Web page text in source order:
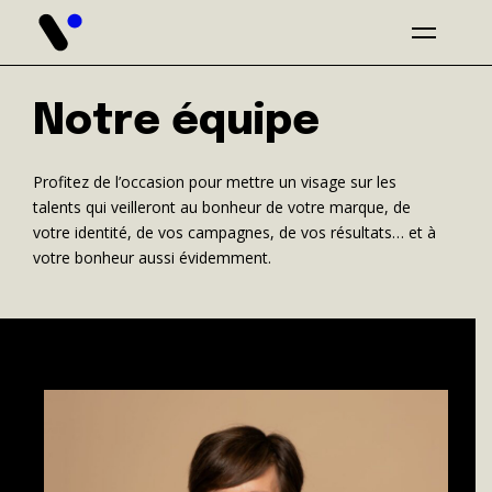
Notre équipe
Profitez de l’occasion pour mettre un visage sur les
talents qui veilleront au bonheur de votre marque, de
votre identité, de vos campagnes, de vos résultats… et à
votre bonheur aussi évidemment.